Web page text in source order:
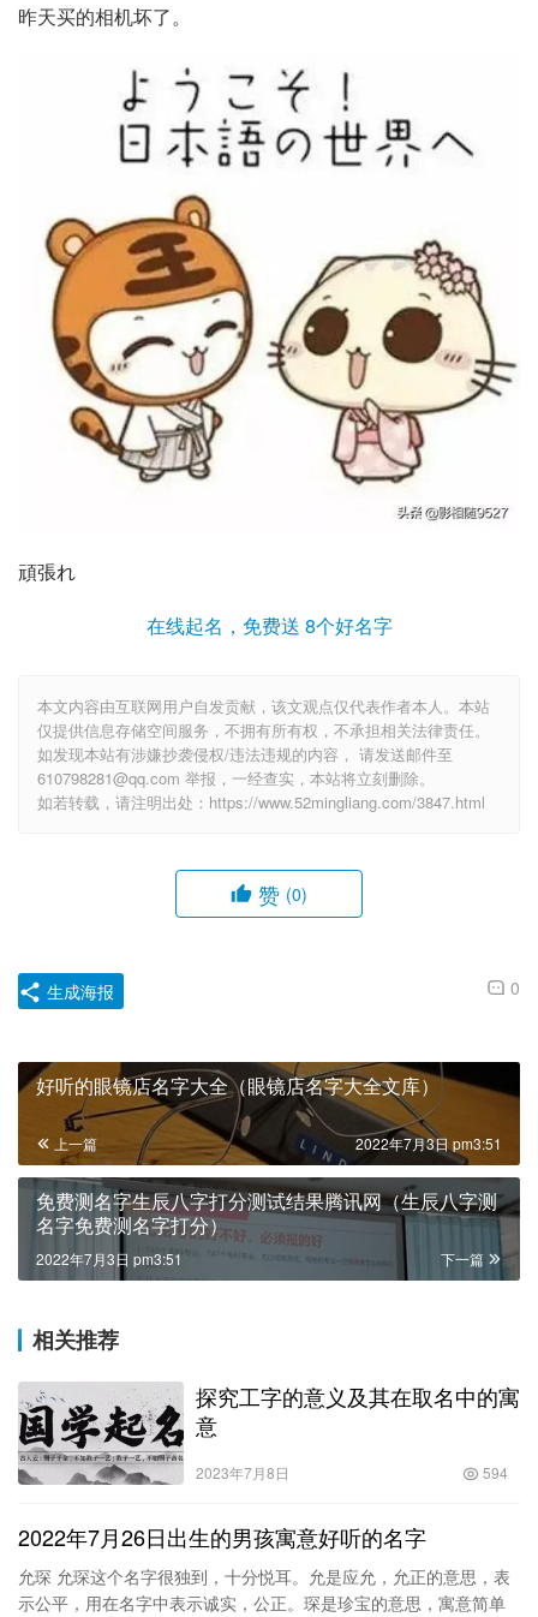
昨天买的相机坏了。
頑張れ
在线起名，免费送 8个好名字
本文内容由互联网用户自发贡献，该文观点仅代表作者本人。本站
仅提供信息存储空间服务，不拥有所有权，不承担相关法律责任。
如发现本站有涉嫌抄袭侵权/违法违规的内容， 请发送邮件至
610798281@qq.com 举报，一经查实，本站将立刻删除。
如若转载，请注明出处：https://www.52mingliang.com/3847.html
赞 (0)
0
生成海报
好听的眼镜店名字大全（眼镜店名字大全文库）
上一篇 2022年7月3日 pm3:51
免费测名字生辰八字打分测试结果腾讯网（生辰八字测
名字免费测名字打分）
下一篇
2022年7月3日 pm3:51
相关推荐
探究工字的意义及其在取名中的寓
意
2023年7月8日 594
2022年7月26日出生的男孩寓意好听的名字
允琛 允琛这个名字很独到，十分悦耳。允是应允，允正的意思，表
示公平，用在名字中表示诚实，公正。琛是珍宝的意思，寓意简单